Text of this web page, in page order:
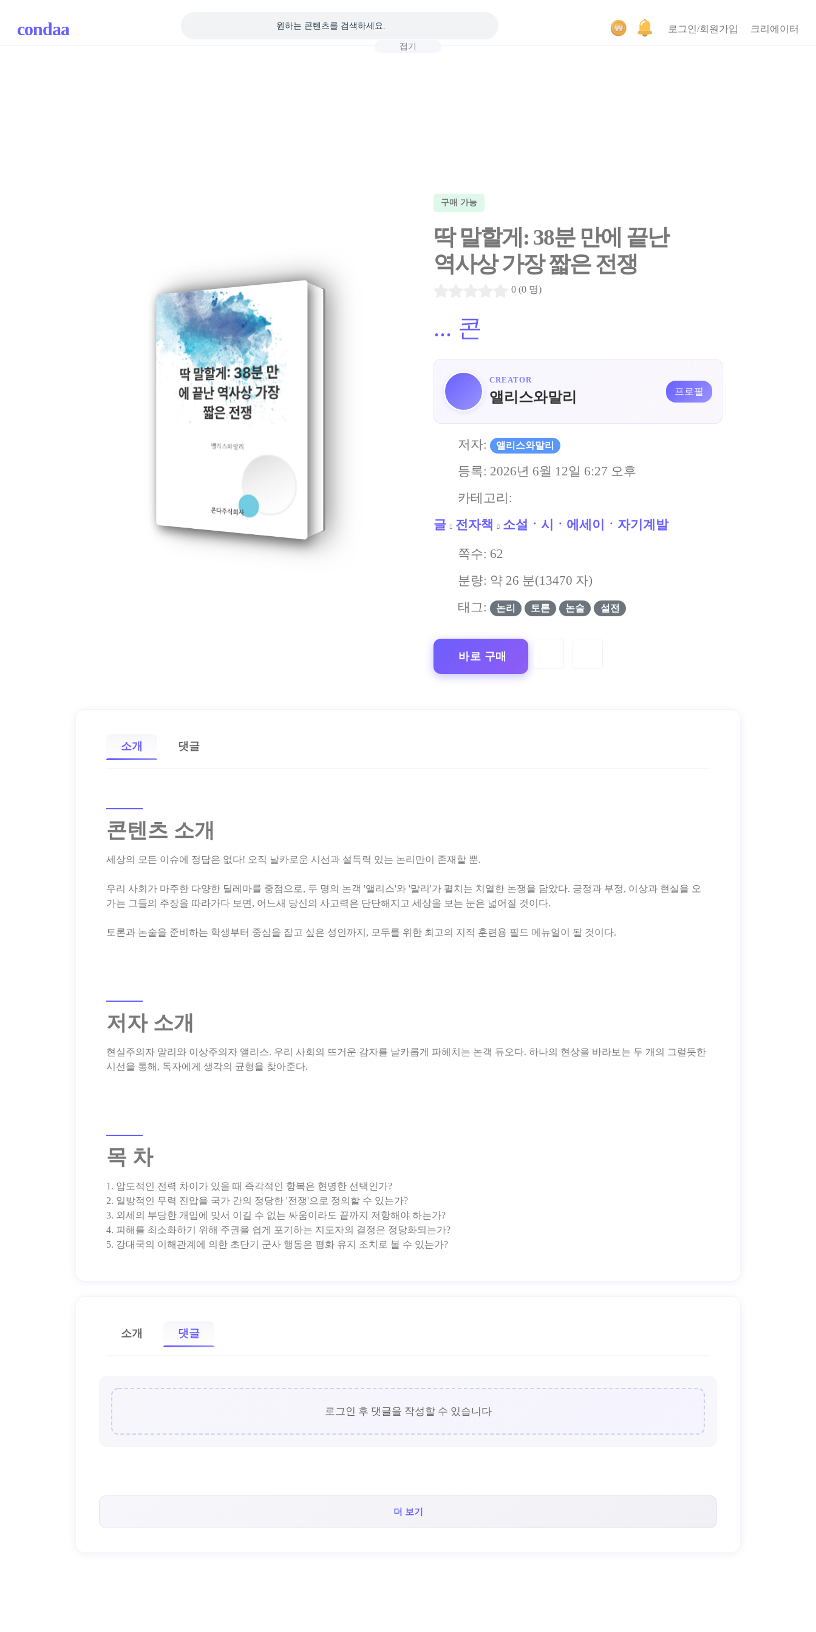
condaa 로그인/회원가입 크리에이터
접기
구매 가능
딱 말할게: 38분 만에 끝난
역사상 가장 짧은 전쟁
0 (0 명)
... 콘
CREATOR
앨리스와말리 프로필
저자: 앨리스와말리
등록: 2026년 6월 12일 6:27 오후
카테고리:
글
전자책 소설ㆍ시ㆍ에세이ㆍ자기계발
쪽수: 62
분량: 약 26 분(13470 자)
태그:
논리 토론 논술 설전
바로 구매
소개 댓글
콘텐츠 소개
세상의 모든 이슈에 정답은 없다! 오직 날카로운 시선과 설득력 있는 논리만이 존재할 뿐.
우리 사회가 마주한 다양한 딜레마를 중점으로, 두 명의 논객 '앨리스'와 '말리'가 펼치는 치열한 논쟁을 담았다. 긍정과 부정, 이상과 현실을 오
가는 그들의 주장을 따라가다 보면, 어느새 당신의 사고력은 단단해지고 세상을 보는 눈은 넓어질 것이다.
저자 소개
현실주의자 말리와 이상주의자 앨리스. 우리 사회의 뜨거운 감자를 날카롭게 파헤치는 논객 듀오다. 하나의 현상을 바라보는 두 개의 그럴듯한
목 차
1. 압도적인 전력 차이가 있을 때 즉각적인 항복은 현명한 선택인가?
2. 일방적인 무력 진압을 국가 간의 정당한 '전쟁'으로 정의할 수 있는가?
3. 외세의 부당한 개입에 맞서 이길 수 없는 싸움이라도 끝까지 저항해야 하는가?
4. 피해를 최소화하기 위해 주권을 쉽게 포기하는 지도자의 결정은 정당화되는가?
소개 댓글
로그인 후 댓글을 작성할 수 있습니다
더 보기